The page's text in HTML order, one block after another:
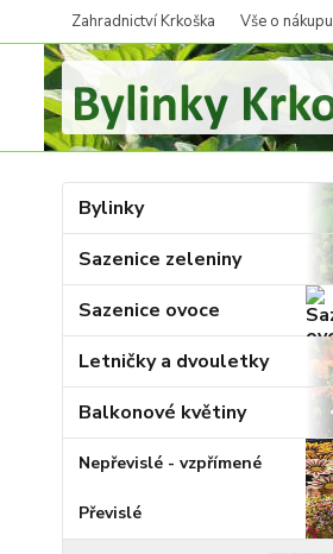
Zahradnictví Krkoška Vše o nákupu
Bylinky
Sazenice zeleniny
Sazenice ovoce
Letničky a dvouletky
Balkonové květiny
Nepřevislé - vzpřímené
Převislé